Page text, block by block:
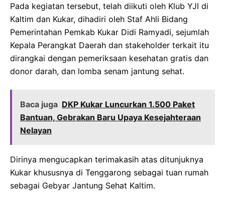
Pada kegiatan tersebut, telah diikuti oleh Klub YJI di
Kaltim dan Kukar, dihadiri oleh Staf Ahli Bidang
Pemerintahan Pemkab Kukar Didi Ramyadi, sejumlah
Kepala Perangkat Daerah dan stakeholder terkait itu
dirangkai dengan pemeriksaan kesehatan gratis dan
donor darah, dan lomba senam jantung sehat.
Baca juga DKP Kukar Luncurkan 1.500 Paket
Bantuan, Gebrakan Baru Upaya Kesejahteraan
Nelayan
Dirinya mengucapkan terimakasih atas ditunjuknya
Kukar khususnya di Tenggarong sebagai tuan rumah
sebagai Gebyar Jantung Sehat Kaltim.